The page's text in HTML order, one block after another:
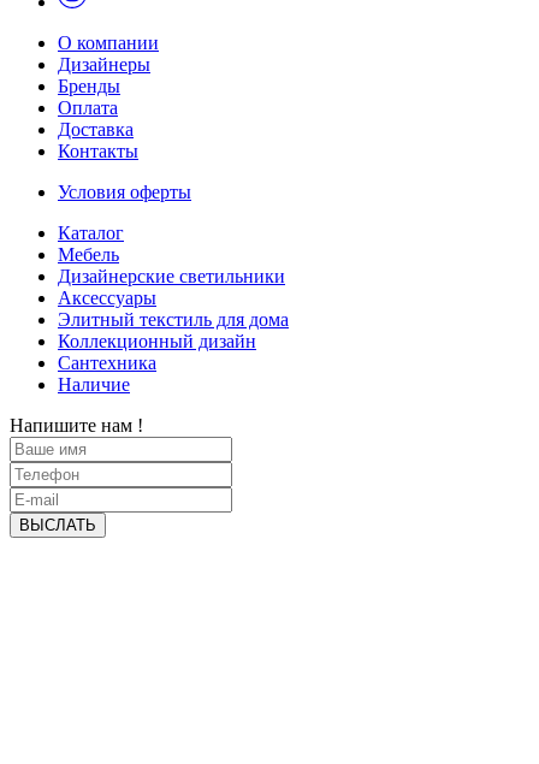
О компании
Дизайнеры
Бренды
Оплата
Доставка
Контакты
Условия оферты
Каталог
Мебель
Дизайнерские светильники
Аксессуары
Элитный текстиль для дома
Коллекционный дизайн
Сантехника
Наличие
Напишите нам !
ВЫСЛАТЬ